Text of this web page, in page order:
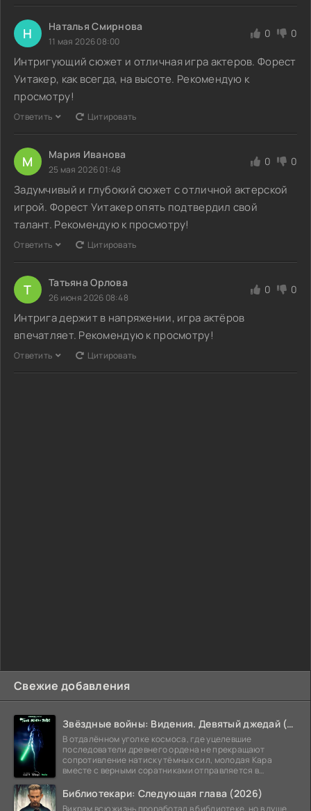
Свежие добавления
Звёздные войны: Видения. Девятый джедай (2026)
В отдалённом уголке космоса, где уцелевшие
последователи древнего ордена не прекращают
сопротивление натиску тёмных сил, молодая Кара
вместе с верными соратниками отправляется в
Библиотекари: Следующая глава (2026)
Н Наталья Смирнова
11 мая 2026 08:00
0 0
Интригующий сюжет и отличная игра актеров. Форест
Уитакер, как всегда, на высоте. Рекомендую к
просмотру!
Ответить Цитировать
М Мария Иванова
25 мая 2026 01:48
0 0
Задумчивый и глубокий сюжет с отличной актерской
игрой. Форест Уитакер опять подтвердил свой
талант. Рекомендую к просмотру!
Ответить Цитировать
Т Татьяна Орлова
26 июня 2026 08:48
0 0
Интрига держит в напряжении, игра актёров
впечатляет. Рекомендую к просмотру!
Ответить Цитировать